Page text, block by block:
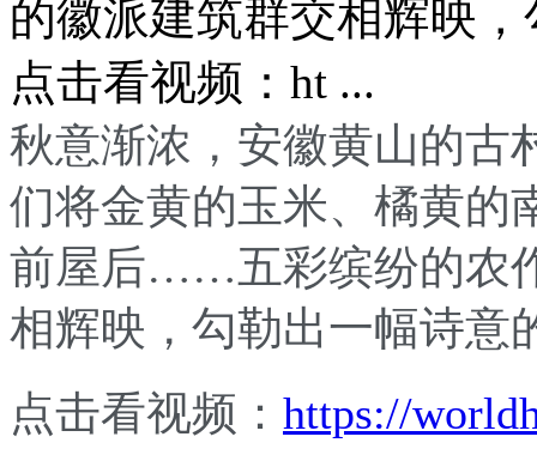
的徽派建筑群交相辉映
点击看视频：ht ...
秋意渐浓，安徽黄山的古
们将金黄的玉米、橘黄的
前屋后……五彩缤纷的农
相辉映，勾勒出一幅诗意
点击看视频： https://